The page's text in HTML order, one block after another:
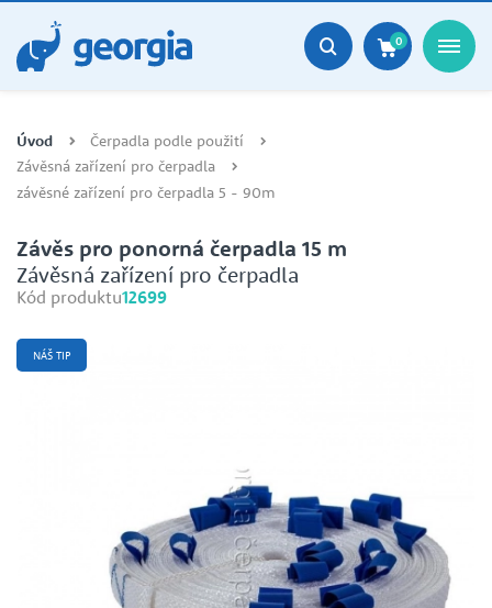
0
Úvod
Čerpadla podle použití
Závěsná zařízení pro čerpadla
závěsné zařízení pro čerpadla 5 - 90m
Závěs pro ponorná čerpadla 15 m
Závěsná zařízení pro čerpadla
Kód produktu12699
NÁŠ TIP